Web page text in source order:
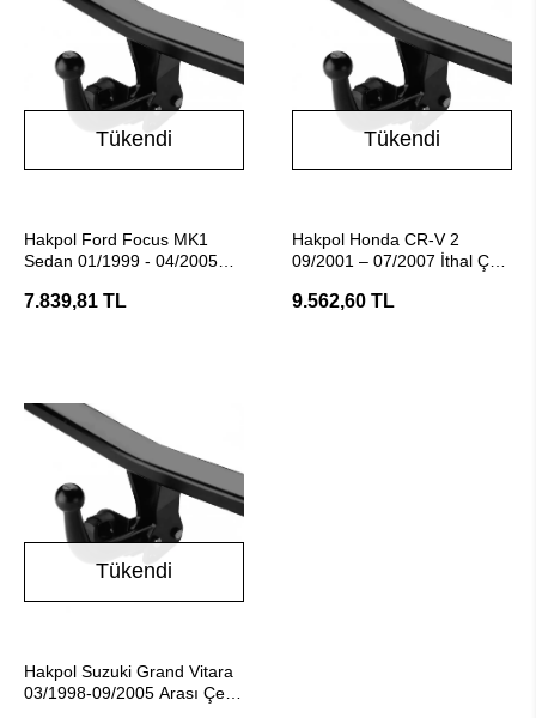
Tükendi
Hakpol Ford Focus MK1
Sedan 01/1999 - 04/2005
7.839,81 TL
Tükendi
Hakpol Honda CR-V 2
09/2001 – 07/2007 İthal Çeki
9.562,60 TL
Tükendi
Hakpol Suzuki Grand Vitara
03/1998-09/2005 Arası Çeki